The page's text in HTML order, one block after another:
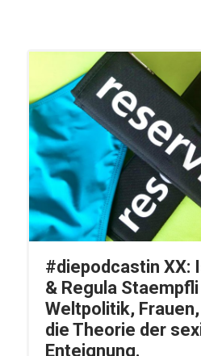
#diepodcastin XX:
& Regula
Weltpolitik,
die Theorie der
Enteignung.